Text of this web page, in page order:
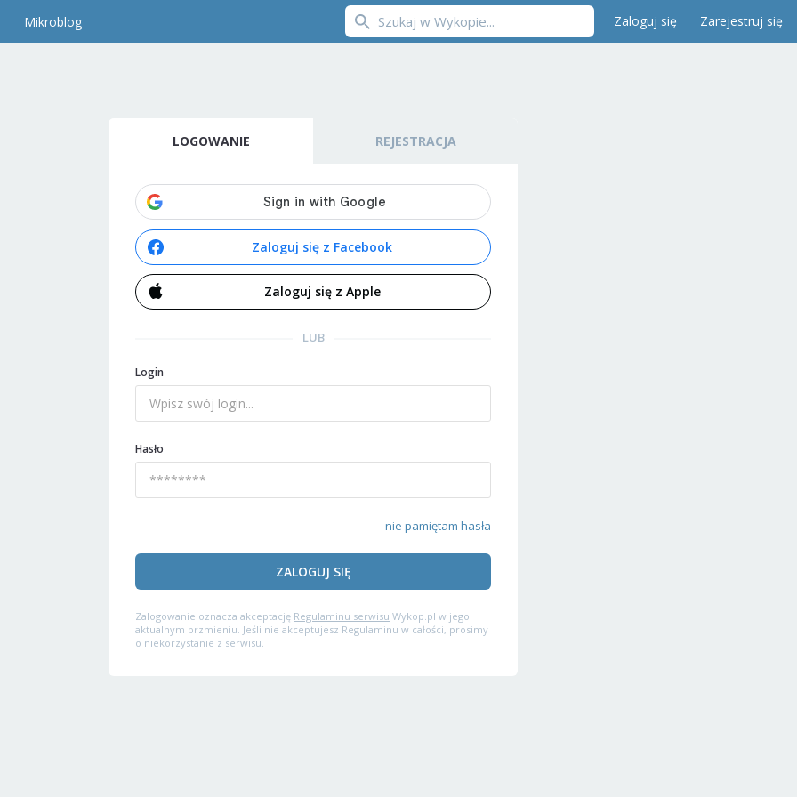
Mikroblog Zaloguj się Zarejestruj się
LOGOWANIE REJESTRACJA
Zaloguj się z Facebook
Zaloguj się z Apple
LUB
Login
Hasło
nie pamiętam hasła
ZALOGUJ SIĘ
Zalogowanie oznacza akceptację Regulaminu serwisu Wykop.pl w jego
aktualnym brzmieniu. Jeśli nie akceptujesz Regulaminu w całości, prosimy
o niekorzystanie z serwisu.